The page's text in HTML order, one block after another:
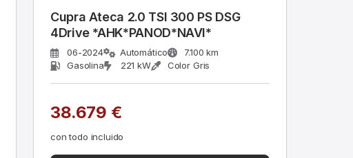
Cupra Ateca 2.0 TSI 300 PS DSG
4Drive *AHK*PANOD*NAVI*
06-2024 Automático
7.100 km
Gasolina
221 kW Color Gris
38.679 €
con todo incluido